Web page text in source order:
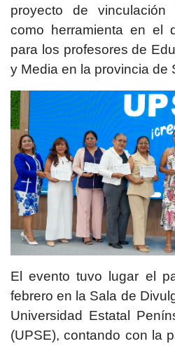
proyecto de vinculación
como herramienta en el
para los profesores de
y Media en la provincia de
El evento tuvo lugar el
febrero en la Sala de
Universidad Estatal
(UPSE), contando con la